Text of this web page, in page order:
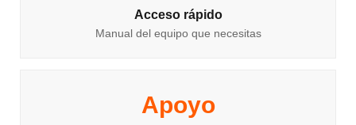
Acceso rápido
Manual del equipo que necesitas
Apoyo